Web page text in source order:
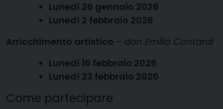
Lunedì 26 gennaio 2026
Lunedì 2 febbraio 2026
Arricchimento artistico – don Emilio Contardi
Lunedì 16 febbraio 2026
Lunedì 23 febbraio 2026
Come partecipare